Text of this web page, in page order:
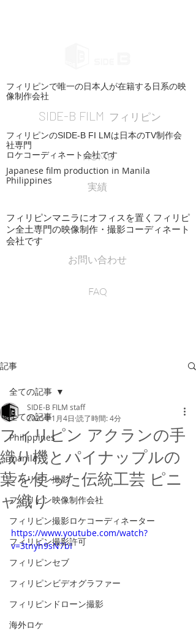
フィリピンで唯一の日本人が在籍する日系の映
像制作会社
SIDE-B FILM フィリピン
Japanese film production in Manila
Philippines
HOME
実績
フィリピンのSIDE-B FI LMは日本のTV制作会
社専門
ロケコーディネート会社です
フィリピンマニラにオフィスを置くフィリピ
ン全土専門の映像制作・撮影コーディネート
会社です
お問い合わせ
FAQ
記事
全ての記事
Philippines
manila
フィリピン撮影
フィリピン映像制作会社
フィリピン撮影ロケコーディネーター
フィリピン撮影許可
フィリピンセブ
フィリピンビデオグラファー
フィリピンドローン撮影
海外ロケ
全ての記事
フィリピン アクランの手
織り機とパイナップルの
葉を使った伝統工芸 ピニ
ャ織り
SIDE-B FILM staff
2025年1月4日 読了時間: 4分
https://www.youtube.com/watch?
v=3tnyh9sN7bI